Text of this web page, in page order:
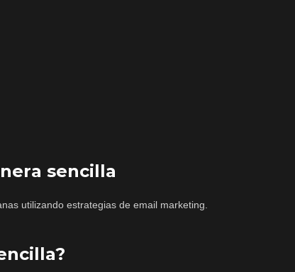
sencilla
utilizando estrategias de email marketing.